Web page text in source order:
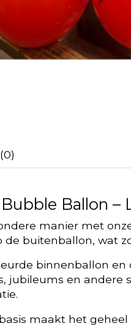
Ballon –
manier met
buitenballon, wat
binnenballon
jubileums en
maakt het